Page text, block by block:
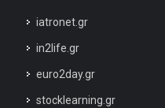
iatronet.gr
in2life.gr
euro2day.gr
stocklearning.gr